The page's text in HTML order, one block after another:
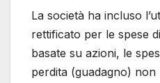
La società ha incluso
rettificato per le spese
basate su azioni, le
perdita (guadagno)